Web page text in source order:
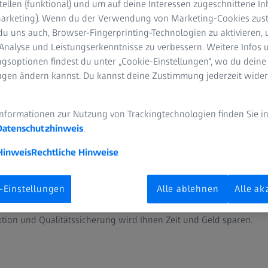
- hohe Effizienz
Definition
Sie, wie Sie die Effizienz durch PMI steigern können, indem
in Ihre CAD-Modelle integrieren, um Ihre Prüfung zu
Analyse und die Verwendung von PMI mit den Werkzeugen
und Qualitätssicherung wird Ihnen Zeit und Geld sparen.
(funktional) und um auf deine Interessen zugeschnittene
Wenn du der Verwendung von Marketing-Cookies
uns auch, Browser-Fingerprinting-Technologien zu aktivieren,
und Leistungserkenntnisse zu verbessern. Weitere Infos
findest du unter „Cookie-Einstellungen“, wo du deine
ändern kannst. Du kannst deine Zustimmung jederzeit
zur Nutzung von Trackingtechnologien finden Sie in
.
Rechtliche Hinweise
Einstellungen Alle ablehnen Alle